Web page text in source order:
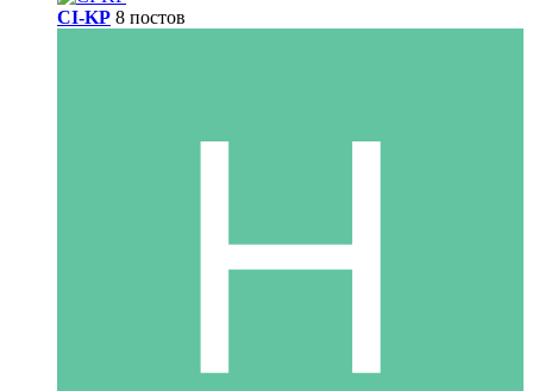
CI-KP 8 постов